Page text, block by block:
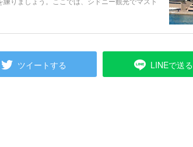
ツイートする LINEで送る